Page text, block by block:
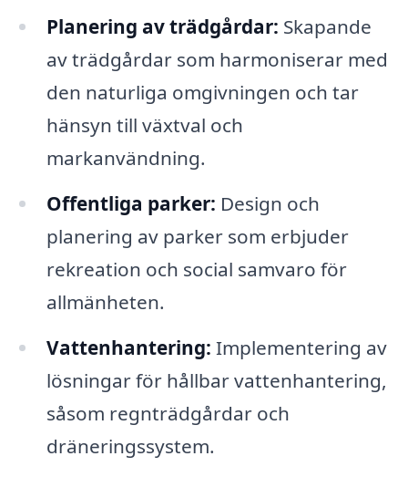
Planering av trädgårdar: Skapande
av trädgårdar som harmoniserar med
den naturliga omgivningen och tar
hänsyn till växtval och
markanvändning.
Offentliga parker: Design och
planering av parker som erbjuder
rekreation och social samvaro för
allmänheten.
Vattenhantering: Implementering av
lösningar för hållbar vattenhantering,
såsom regnträdgårdar och
dräneringssystem.